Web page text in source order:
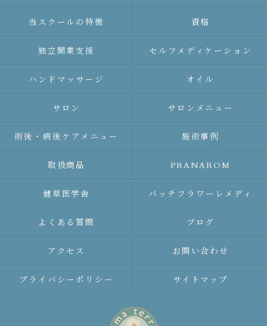
当スクールの特徴 資格
独立開業支援 セルフメディケーション
ハンドマッサージ オイル
サロン サロンメニュー
術後・病後ケアメニュー 施術事例
取扱商品 PRANAROM
健草医学舎 バッチフラワーレメディ
よくある質問 ブログ
アクセス お問い合わせ
プライバシーポリシー サイトマップ